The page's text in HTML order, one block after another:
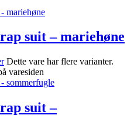
suit – mariehøne
Dette vare har flere varianter.
varesiden
suit –